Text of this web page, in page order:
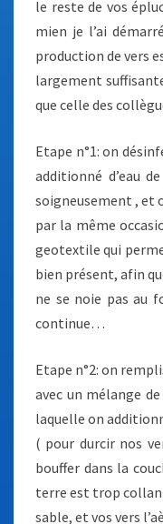
le reste de vos
mien je l’ai
production de vers
largement
que celle des
Etape n°1: on
additionné d’eau
soigneusement , et
par la même
geotextile qui
bien présent, afin
ne se noie pas au
continue…
Etape n°2: on
avec un mélange
laquelle on
( pour durcir nos
bouffer dans la
terre est trop
sable, et vos vers